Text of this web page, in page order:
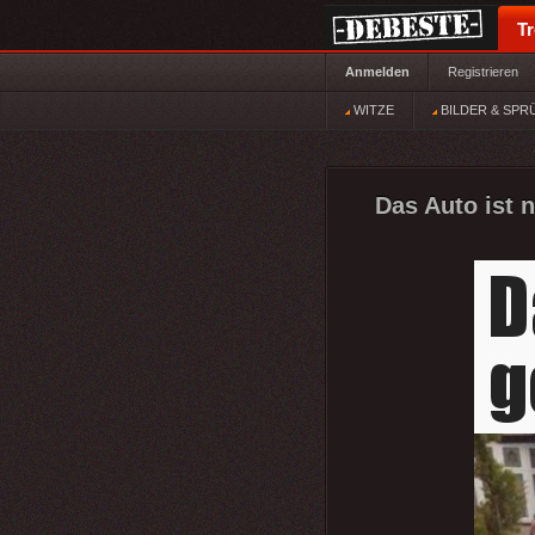
Anmelden Registrieren
WITZE BILDER &
Das Auto ist